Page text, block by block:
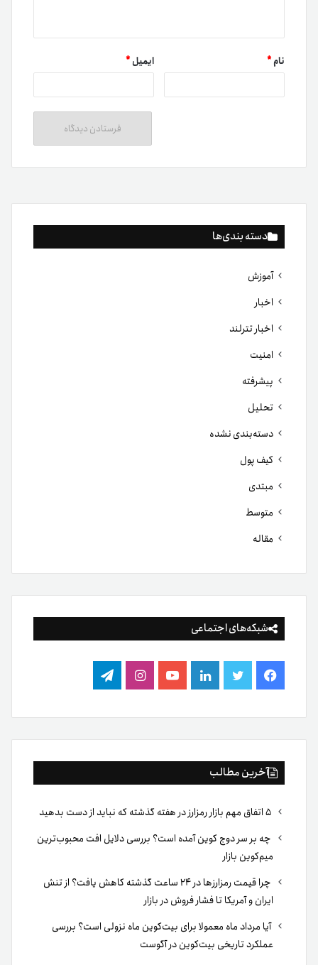
دسته بندی‌ها
آموزش
اخبار
اخبار تترلند
امنیت
پیشرفته
تحلیل
دسته‌بندی نشده
کیف پول
مبتدی
متوسط
مقاله
شبکه‌های اجتماعی
فیس
بوک
توییتر لینکدینیوتیوباینستاگرام
تلگرام
آخرین مطالب
چه بر سر دوج کوین آمده است؟ بررسی دلایل افت محبوب‌ترین
میم‌کوین بازار
چرا قیمت رمزارزها در ۲۴ ساعت گذشته کاهش یافت؟ از تنش
ایران و آمریکا تا فشار فروش در بازار
آیا مرداد ماه معمولا برای بیت‌کوین ماه نزولی است؟ بررسی
عملکرد تاریخی بیت‌کوین در آگوست
نام* ایمیل*